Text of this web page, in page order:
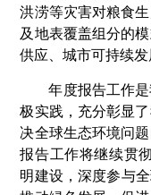
洪涝等灾害对粮食
及地表覆盖组分的
供应、城市可持续
年度报告工作
极实践，充分彰显
决全球生态环境问
报告工作将继续贯
明建设，深度参与